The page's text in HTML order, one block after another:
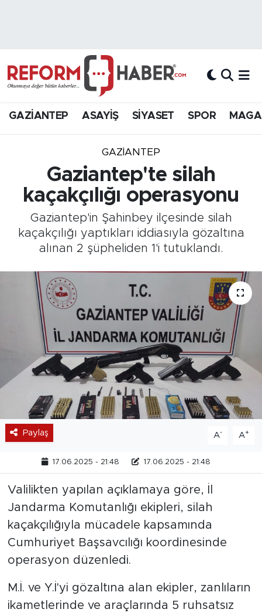
GAZİANTEP ASAYİŞ SİYASET SPOR
GAZIANTEP
Gaziantep'te silah
kaçakçılığı operasyonu
Gaziantep'in Şahinbey ilçesinde silah
kaçakçılığı yaptıkları iddiasıyla gözaltına
alınan 2 şüpheliden 1'i tutuklandı.
Paylaş A- A+
17.06.2025 - 21:48 17.06.2025 - 21:48
Valilikten yapılan açıklamaya göre, İl
Jandarma Komutanlığı ekipleri, silah
kaçakçılığıyla mücadele kapsamında
Cumhuriyet Başsavcılığı koordinesinde
operasyon düzenledi.
M.İ. ve Y.İ'yi gözaltına alan ekipler, zanlıların
ikametlerinde ve araçlarında 5 ruhsatsız
Hava Durumu
Süper Lig Puan Durumu ve Fikstür
Tüm Manşetler
Son Dakika Haberleri
Haber Arşivi